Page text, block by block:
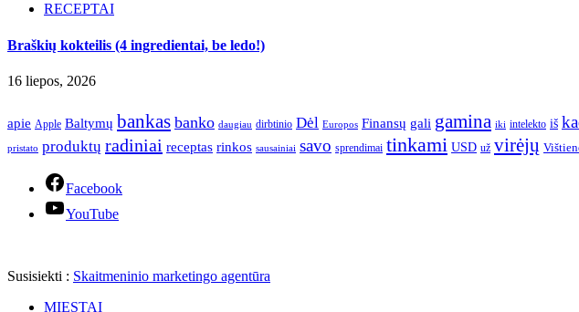
RECEPTAI
Braškių kokteilis (4 ingredientai, be ledo!)
16 liepos, 2026
apie Apple Baltymų bankas banko daugiau dirbtinio Dėl Europos Finansų gali gamina iki intelekto iš
pristato produktų radiniai receptas rinkos sausainiai savo sprendimai tinkami USD už virėjų
Facebook
YouTube
Susisiekti : Skaitmeninio marketingo agentūra
MIESTAI